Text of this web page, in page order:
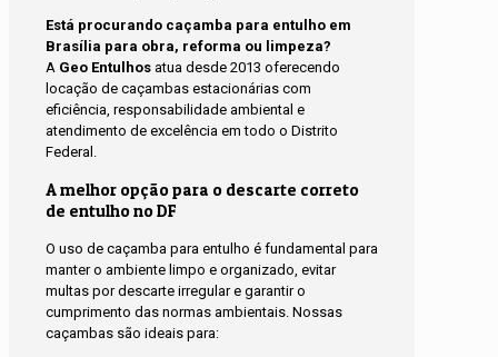
Está procurando caçamba para entulho em
Brasília para obra, reforma ou limpeza?
A Geo Entulhos atua desde 2013 oferecendo
locação de caçambas estacionárias com
eficiência, responsabilidade ambiental e
atendimento de excelência em todo o Distrito
Federal.
A melhor opção para o descarte correto
de entulho no DF
O uso de caçamba para entulho é fundamental para
manter o ambiente limpo e organizado, evitar
multas por descarte irregular e garantir o
cumprimento das normas ambientais. Nossas
caçambas são ideais para: